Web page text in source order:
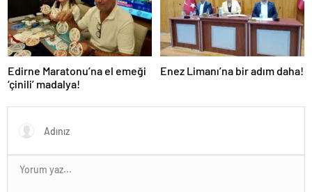
Edirne Maratonu’na el emeği
‘çinili’ madalya!
Enez Limanı’na bir adım daha!